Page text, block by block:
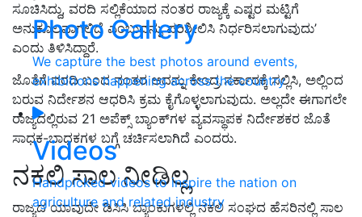
Photo Gallery
We capture the best photos around events,
exhibitions happening across the country
Videos
Handpicked videos to inspire the nation on
agriculture and related industry
ಸೂಚಿಸಿದ್ದು, ವರದಿ ಸಲ್ಲಿಕೆಯಾದ ನಂತರ ರಾಜ್ಯಕ್ಕೆ ಎಷ್ಟರ ಮಟ್ಟಿಗೆ
ಅನುಕೂಲವಾಗಲಿದೆ ಎಂಬುದನ್ನು ಪರಿಶೀಲಿಸಿ ನಿರ್ಧರಿಸಲಾಗುವುದು’
ಎಂದು ತಿಳಿಸಿದ್ದಾರೆ.
ಜೊತೆಗೆ ವರದಿ ಬಂದ ನಂತರ ಅದನ್ನು ಕೇಂದ್ರ ಸರ್ಕಾರಕ್ಕೆ ಸಲ್ಲಿಸಿ, ಅಲ್ಲಿಂದ
ಬರುವ ನಿರ್ದೇಶನ ಆಧರಿಸಿ ಕ್ರಮ ಕೈಗೊಳ್ಳಲಾಗುವುದು. ಅಲ್ಲದೇ ಈಗಾಗಲೇ
ರಾಜ್ಯದಲ್ಲಿರುವ 21 ಅಪೆಕ್ಸ್‌ ಬ್ಯಾಂಕ್‌ಗಳ ವ್ಯವಸ್ಥಾಪಕ ನಿರ್ದೇಶಕರ ಜೊತೆ
ಸಾಧಕ-ಬಾಧಕಗಳ ಬಗ್ಗೆ ಚರ್ಚಿಸಲಾಗಿದೆ ಎಂದರು.
ನಕಲಿ ಸಾಲ ನೀಡಿಲ್ಲ
ರಾಜ್ಯದ ಯಾವುದೇ ಡಿಸಿಸಿ ಬ್ಯಾಂಕುಗಳಲ್ಲಿ ನಕಲಿ ಸಂಘದ ಹೆಸರಿನಲ್ಲಿ ಸಾಲ